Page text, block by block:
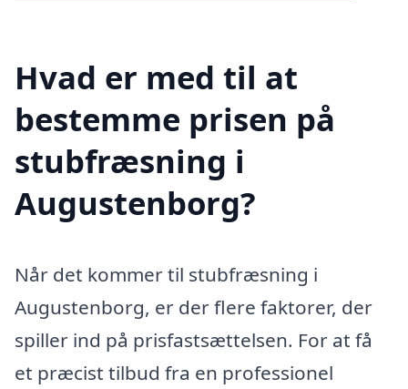
Hvad er med til at
bestemme prisen på
stubfræsning i
Augustenborg?
Når det kommer til stubfræsning i
Augustenborg, er der flere faktorer, der
spiller ind på prisfastsættelsen. For at få
et præcist tilbud fra en professionel